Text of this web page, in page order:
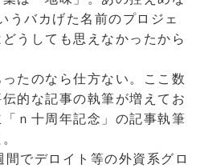
うバカげた名前のプロジェ
うしても思えなかったから
たのなら仕方ない。ここ数
的な記事の執筆が増えてお
ｎ十周年記念」の記事執筆
でデロイト等の外資系グロ